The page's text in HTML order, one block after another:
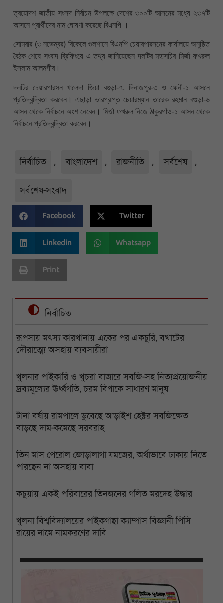
ত্রয়োদশ জাতীয় সংসদ নির্বাচন উপলক্ষে দেশের ৩০০টি আসনের মধ্যে ২৩৭টি
আসনে প্রার্থীদের নাম ঘোষণা করেছে বিএনপি ।
সোমবার (৩ নভেম্বর) বিকেলে গুলশানে বিএনপি চেয়ারপারসনের কার্যালয়ে অনুষ্ঠিত
বৈঠক শেষে সংবাদ ব্রিফিংয়ে এ তথ্য জানিয়েছেন দলটির মহাসচিব মির্জা ফখরুল
ইসলাম আলমগীর।
দলটির চেয়ারপারসন খালেদা জিয়া বগুড়া-৭, দিনাজপুর-৩ ও ফেনী-১ আসনে
প্রতিদ্বন্দ্বিতা করবেন। এছাড়া ভারপ্রাপ্ত চেয়ারম্যান তারেক রহমান বগুড়া-৬
আসন থেকে নির্বাচনে অংশ নেবেন। মির্জা ফখরুল নিজে ঠাকুরগাঁও-১ আসন থেকে
নির্বাচনে প্রতিদ্বন্দ্বিতা করবেন।
নির্বাচিত , বাংলাদেশ , রাজনীতি , সর্বশেষ ,
সর্বশেষ-সংবাদ
Facebook Twitter
Linkedin Whatsapp
Print
নির্বাচিত
রূপসায় মৎস্য কারখানায় একের পর একচুরি, বখাটের
দৌরাত্ম্যে অসহায় ব্যবসায়ীরা
খুলনার পাইকারি ও খুচরা বাজারে সবজি-সহ নিত্যপ্রয়োজনীয়
দ্রব্যমূল্যের ঊর্ধ্বগতি, চরম বিপাকে সাধারণ মানুষ
টানা বর্ষায় রামপালে ডুবেছে আড়াইশ হেক্টর সবজিক্ষেত
বাড়ছে দাম-কমেছে সরবরাহ
তিন মাস পেরোল জোড়ালাগা যমজের, অর্থাভাবে ঢাকায় নিতে
পারছেন না অসহায় বাবা
কচুয়ায় একই পরিবারের তিনজনের গলিত মরদেহ উদ্ধার
খুলনা বিশ্ববিদ্যালয়ের পাইকগাছা ক্যাম্পাস বিজ্ঞানী পিসি
রায়ের নামে নামকরণের দাবি